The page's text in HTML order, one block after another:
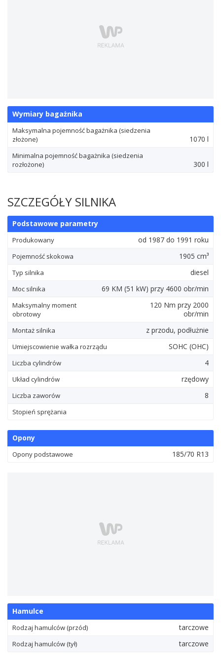
Wymiary bagażnika
Maksymalna pojemność bagażnika (siedzenia
złożone)
1070 l
Minimalna pojemność bagażnika (siedzenia
rozłożone)
300 l
SZCZEGÓŁY SILNIKA
Podstawowe parametry
Produkowany od 1987 do 1991 roku
Pojemność skokowa 1905 cm³
Typ silnika diesel
Moc silnika 69 KM (51 kW) przy 4600 obr/min
Maksymalny moment
obrotowy
120 Nm przy 2000
obr/min
Montaż silnika z przodu, podłużnie
Umiejscowienie wałka rozrządu SOHC (OHC)
Liczba cylindrów 4
Układ cylindrów rzędowy
Liczba zaworów 8
Stopień sprężania
Opony
Opony podstawowe 185/70 R13
Hamulce
Rodzaj hamulców (przód) tarczowe
Rodzaj hamulców (tył) tarczowe